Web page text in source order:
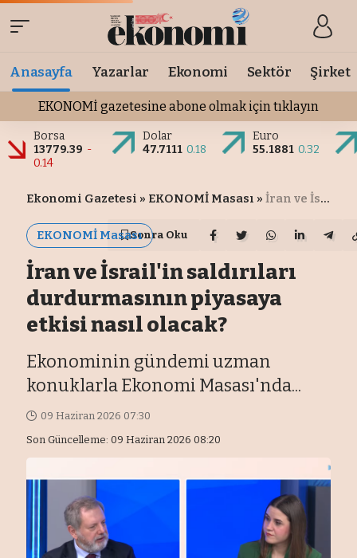
Anasayfa Yazarlar Ekonomi Sektör Şirket
EKONOMİ gazetesine abone olmak için tıklayın
Borsa
13779.39 -
0.14
Dolar
47.7111 0.18
Euro
55.1881 0.32
Ekonomi Gazetesi » EKONOMİ Masası »İran ve İsrail'in saldırıları durdurmasının piyasaya etkisi nasıl olacak?
EKONOMİ MasasıSonra Oku
İran ve İsrail'in saldırıları
durdurmasının piyasaya
etkisi nasıl olacak?
Ekonominin gündemi uzman
konuklarla Ekonomi Masası'nda...
Son Güncelleme: 09 Haziran 2026 08:20
09 Haziran 2026 07:30